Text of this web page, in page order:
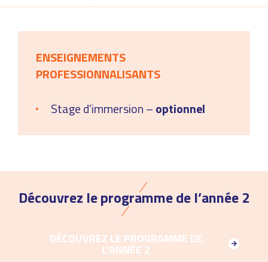
ENSEIGNEMENTS
PROFESSIONNALISANTS
Stage d’immersion –optionnel
Découvrez le programme de l’année 2
DÉCOUVREZ LE PROGRAMME DE
L’ANNÉE 2